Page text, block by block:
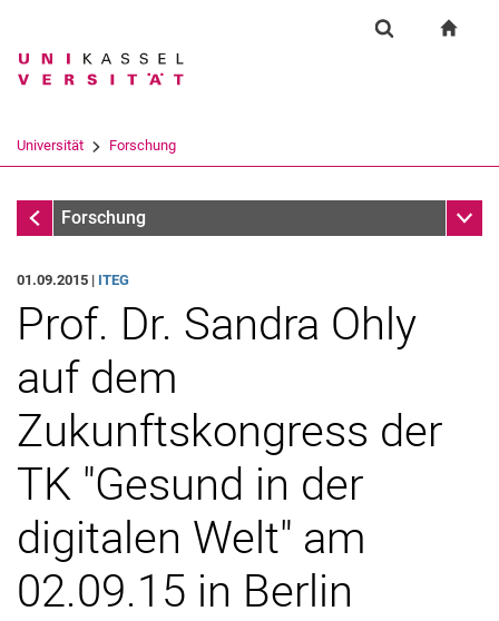
Springe direkt zu: Inhalt
Springe direkt zu: Suche
Springe direkt zu:
Suchbegriff
Suchen (öffnet externen Link in einem
Universität Forschung
Forschung
Forschung
01.09.2015 | ITEG
Prof. Dr. Sandra Ohly
auf dem
Zukunftskongress der
TK "Gesund in der
digitalen Welt" am
02.09.15 in Berlin